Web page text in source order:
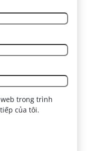
trong trình
của tôi.